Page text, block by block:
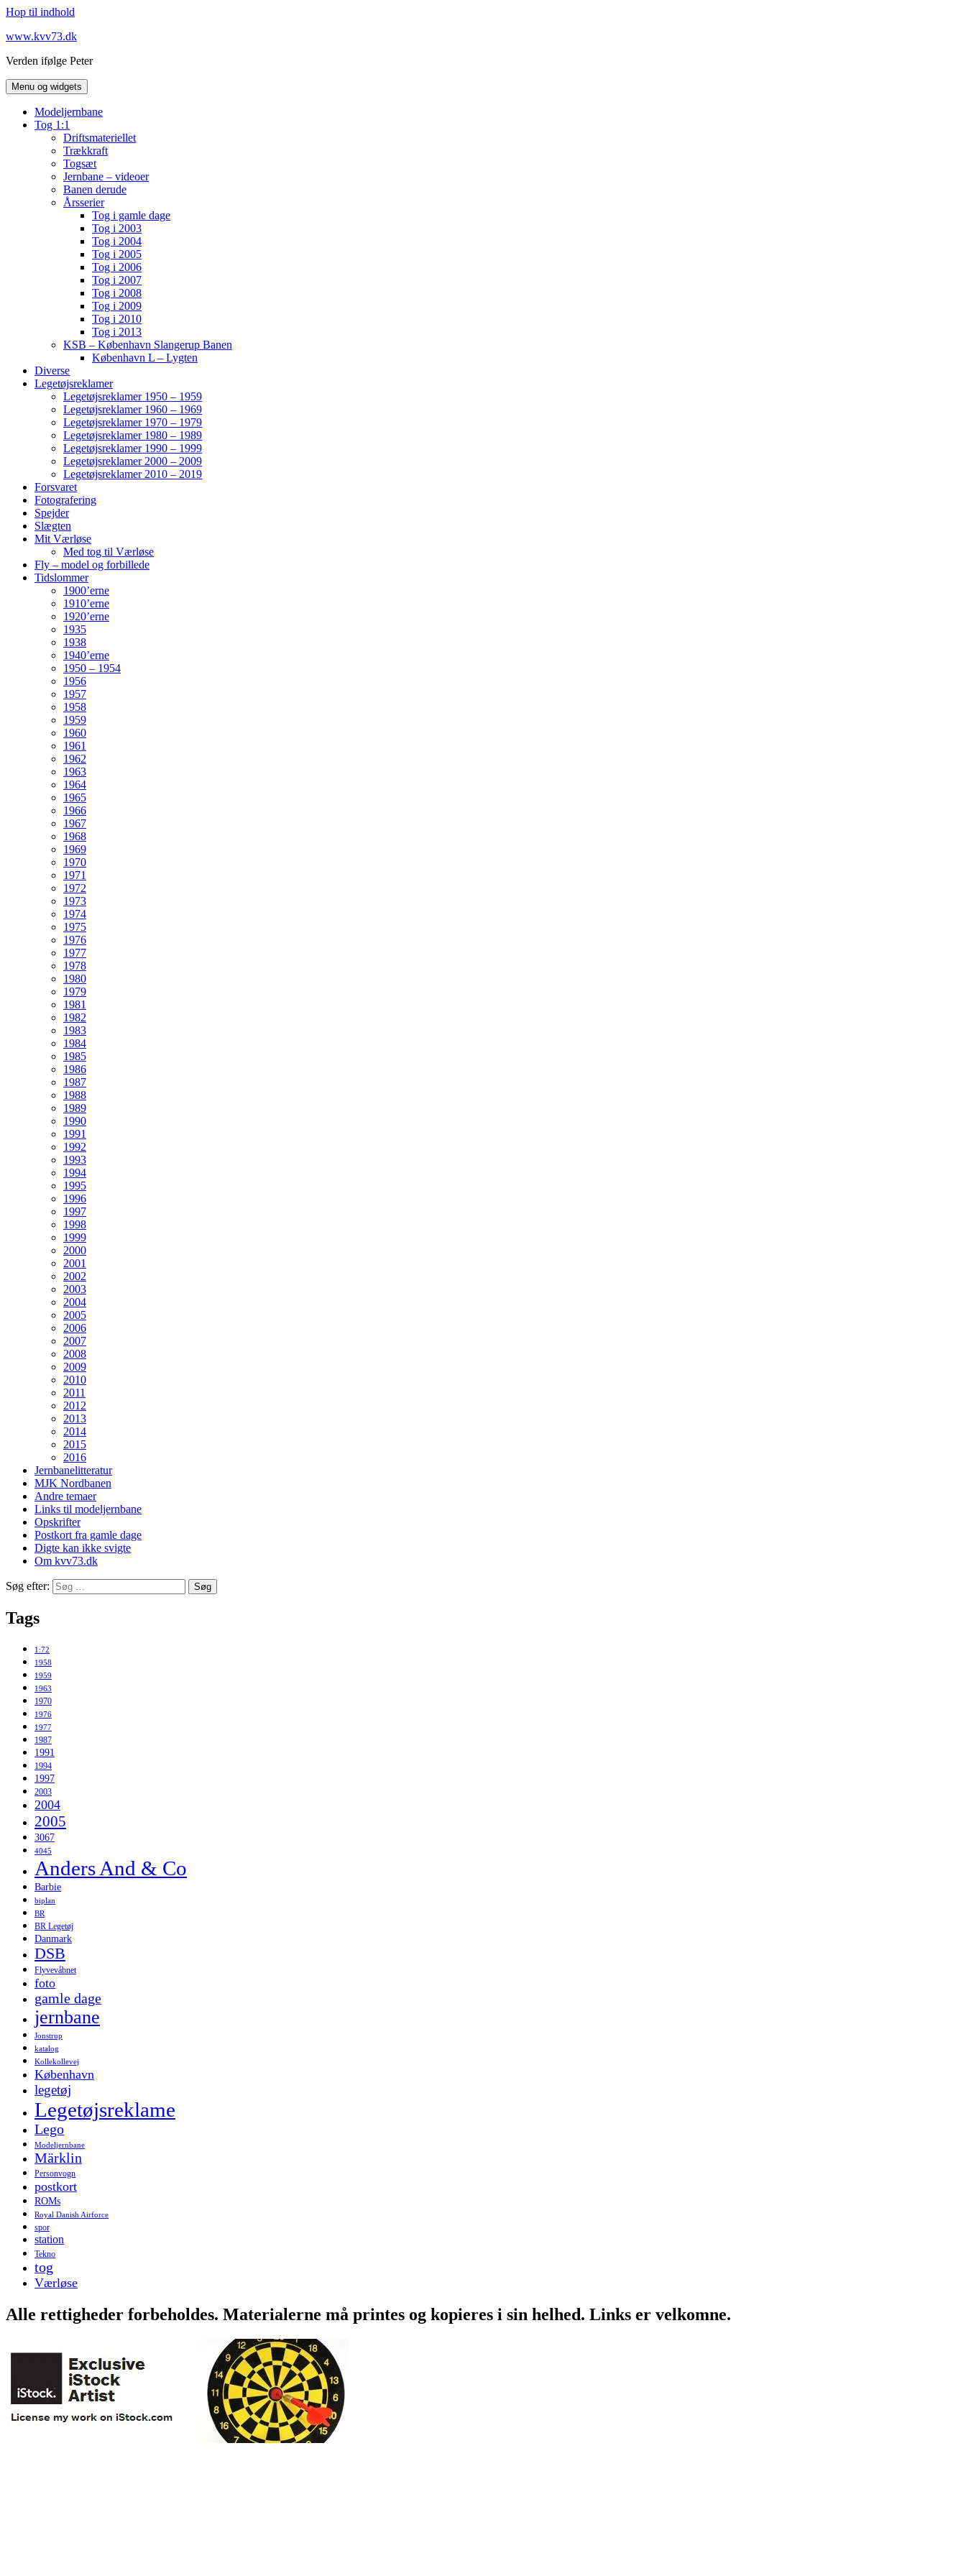
Hop til indhold
www.kvv73.dk
Verden ifølge Peter
Menu og widgets
Modeljernbane
Tog 1:1
Driftsmateriellet
Trækkraft
Togsæt
Jernbane – videoer
Banen derude
Årsserier
Tog i gamle dage
Tog i 2003
Tog i 2004
Tog i 2005
Tog i 2006
Tog i 2007
Tog i 2008
Tog i 2009
Tog i 2010
Tog i 2013
KSB – København Slangerup Banen
København L – Lygten
Diverse
Legetøjsreklamer
Legetøjsreklamer 1950 – 1959
Legetøjsreklamer 1960 – 1969
Legetøjsreklamer 1970 – 1979
Legetøjsreklamer 1980 – 1989
Legetøjsreklamer 1990 – 1999
Legetøjsreklamer 2000 – 2009
Legetøjsreklamer 2010 – 2019
Forsvaret
Fotografering
Spejder
Slægten
Mit Værløse
Med tog til Værløse
Fly – model og forbillede
Tidslommer
1900’erne
1910’erne
1920’erne
1935
1938
1940’erne
1950 – 1954
1956
1957
1958
1959
1960
1961
1962
1963
1964
1965
1966
1967
1968
1969
1970
1971
1972
1973
1974
1975
1976
1977
1978
1980
1979
1981
1982
1983
1984
1985
1986
1987
1988
1989
1990
1991
1992
1993
1994
1995
1996
1997
1998
1999
2000
2001
2002
2003
2004
2005
2006
2007
2008
2009
2010
2011
2012
2013
2014
2015
2016
Jernbanelitteratur
MJK Nordbanen
Andre temaer
Links til modeljernbane
Opskrifter
Postkort fra gamle dage
Digte kan ikke svigte
Om kvv73.dk
Søg efter:
Tags
1:72
1958
1959
1963
1970
1976
1977
1987
1991
1994
1997
2003
2004
2005
3067
4045
Anders And & Co
Barbie
biplan
BR
BR Legetøj
Danmark
DSB
Flyvevåbnet
foto
gamle dage
jernbane
Jonstrup
katalog
Kollekollevej
København
legetøj
Legetøjsreklame
Lego
Modeljernbane
Märklin
Personvogn
postkort
ROMs
Royal Danish Airforce
spor
station
Tekno
tog
Værløse
Alle rettigheder forbeholdes. Materialerne må printes og kopieres i sin helhed. Links er velkomne.